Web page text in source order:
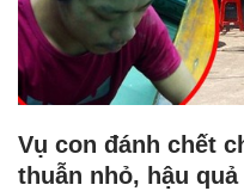
Vụ con đánh chết
thuẫn nhỏ, hậu